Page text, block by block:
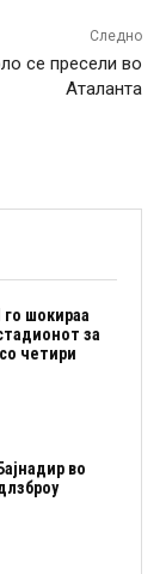
Следно
се пресели во
Аталанта
шокираа
за
четири
во